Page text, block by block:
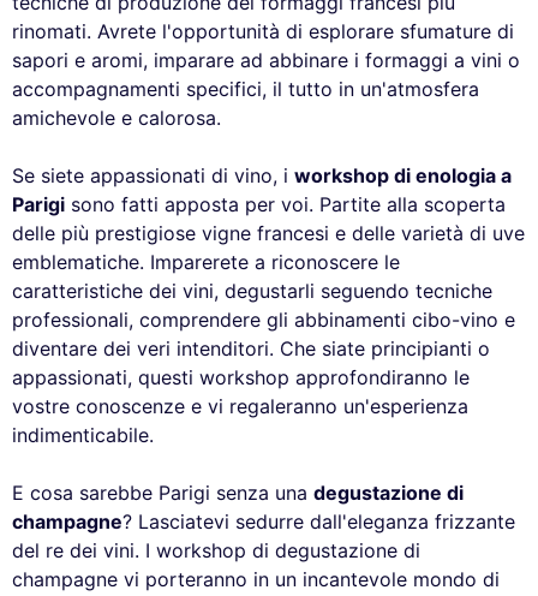
rinomati. Avrete l'opportunità di esplorare sfumature di
sapori e aromi, imparare ad abbinare i formaggi a vini o
accompagnamenti specifici, il tutto in un'atmosfera
amichevole e calorosa.
Se siete appassionati di vino, i workshop di enologia a
Parigi sono fatti apposta per voi. Partite alla scoperta
delle più prestigiose vigne francesi e delle varietà di uve
emblematiche. Imparerete a riconoscere le
caratteristiche dei vini, degustarli seguendo tecniche
professionali, comprendere gli abbinamenti cibo-vino e
diventare dei veri intenditori. Che siate principianti o
appassionati, questi workshop approfondiranno le
vostre conoscenze e vi regaleranno un'esperienza
indimenticabile.
E cosa sarebbe Parigi senza una degustazione di
champagne? Lasciatevi sedurre dall'eleganza frizzante
del re dei vini. I workshop di degustazione di
champagne vi porteranno in un incantevole mondo di